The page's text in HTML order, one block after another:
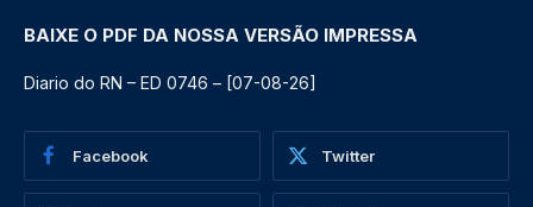
BAIXE O PDF DA NOSSA VERSÃO IMPRESSA
Diario do RN – ED 0746 – [07-08-26]
Facebook Twitter